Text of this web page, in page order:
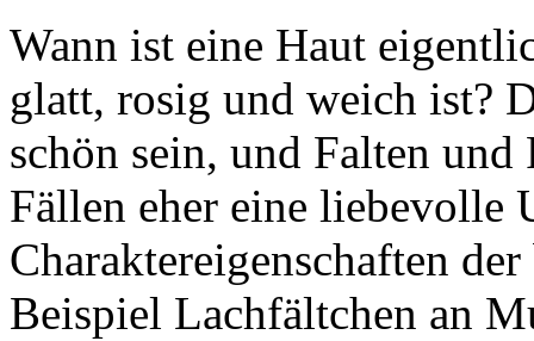
Wann ist eine Haut
glatt, rosig und weich ist?
schön sein, und Falten
Fällen eher eine liebevolle
Charaktereigenschaften
Beispiel Lachfältchen an